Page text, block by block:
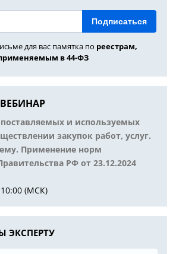
Подписаться
для вас памятка по реестрам,
в 44-ФЗ
и используемых
закупок работ, услуг.
Применение норм
РФ от 23.12.2024
10:00 (МСК)
ЭКСПЕРТУ